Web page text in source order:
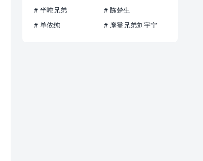
# 半吨兄弟
# 陈楚生
# 单依纯
# 摩登兄弟刘宇宁